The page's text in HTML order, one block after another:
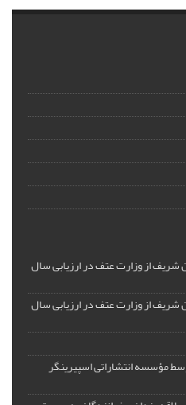
از وزارت عتف در ارزیابی سال
از وزارت عتف در ارزیابی سال
مؤسسه انتشاراتی اسپیرینگر